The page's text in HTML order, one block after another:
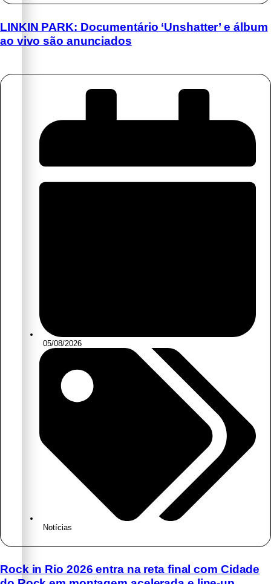
LINKIN PARK: Documentário ‘Unshatter’ e álbum
ao vivo são anunciados
05/08/2026
Notícias
Rock in Rio 2026 entra na reta final com Cidade